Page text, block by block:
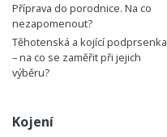
Příprava do porodnice. Na co
nezapomenout?
Těhotenská a kojící podprsenka
– na co se zaměřit při jejich
výběru?
Kojení